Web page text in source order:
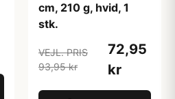
cm, 210 g, hvid, 1
stk.
VEJL. PRIS
93,95 kr
72,95
kr